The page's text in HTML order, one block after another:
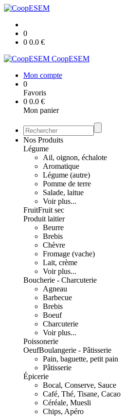
0
0 0.0 €
CoopESEM
Mon compte
0
Favoris
0 0.0 €
Mon panier
Nos Produits
Légume
Ail, oignon, échalote
Aromatique
Légume (autre)
Pomme de terre
Salade, laitue
Voir plus...
FruitFruit sec
Produit laitier
Beurre
Brebis
Chèvre
Fromage (vache)
Lait, crème
Voir plus...
Boucherie - Charcuterie
Agneau
Barbecue
Brebis
Boeuf
Charcuterie
Voir plus...
Poissonerie
OeufBoulangerie - Pâtisserie
Pain, baguette, petit pain
Pâtisserie
Épicerie
Bocal, Conserve, Sauce
Café, Thé, Tisane, Cacao
Céréale, Muesli
Chips, Apéro